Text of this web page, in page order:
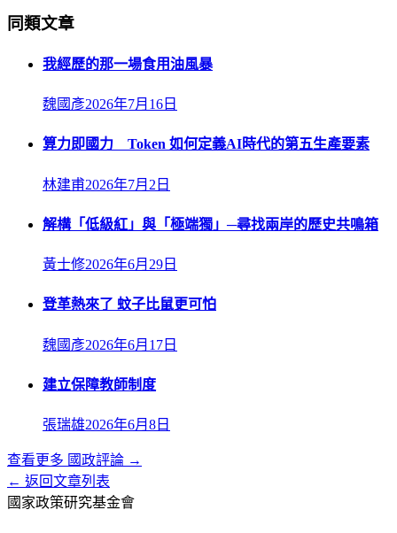
同類文章
我經歷的那一場食用油風暴
魏國彥2026年7月16日
算力即國力 Token 如何定義AI時代的第五生產要素
林建甫2026年7月2日
解構「低級紅」與「極端獨」─尋找兩岸的歷史共鳴箱
黃士修2026年6月29日
登革熱來了 蚊子比鼠更可怕
魏國彥2026年6月17日
建立保障教師制度
張瑞雄2026年6月8日
查看更多 國政評論 →
← 返回文章列表
國家政策研究基金會